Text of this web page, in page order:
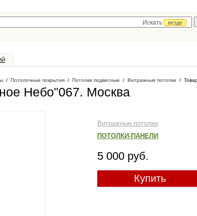
Искать
везде
/ Потолочные покрытия / Потолки подвесные / Витражные потолки /
Небо"067. Москва
Витражные потолки
ПОТОЛКИ-ПАНЕЛИ
5 000 руб.
Купить